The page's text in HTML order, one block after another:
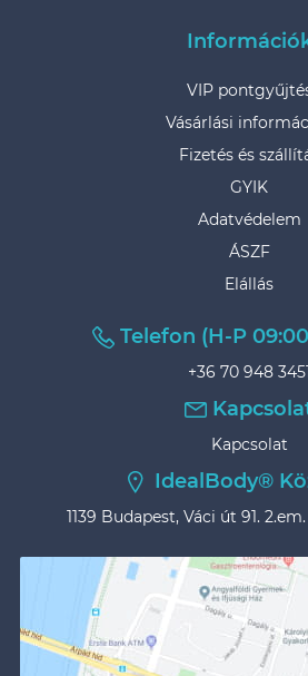
VIP
Vásárlási
Fizetés és
GYIK
Adatvédelem
ÁSZF
Elállás
Telefon (H-P
+36 70 948
Kapcsolat
IdealBody®
1139 Budapest, Váci út 91.